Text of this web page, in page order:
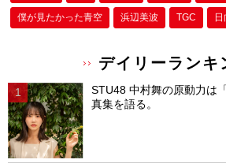
僕が⾒たかった⻘空 浜辺美波 TGC
デイリーランキ
STU48 中村舞の原動力は
真集を語る。